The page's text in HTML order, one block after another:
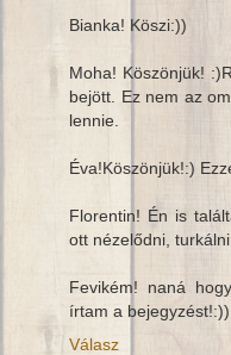
Bianka! Köszi:))
Moha! Köszönjük!
bejött. Ez nem az
lennie.
Éva!Köszönjük!:)
Florentin! Én is
ott nézelődni,
Fevikém! naná
írtam a bejegyzést!:))
Válasz